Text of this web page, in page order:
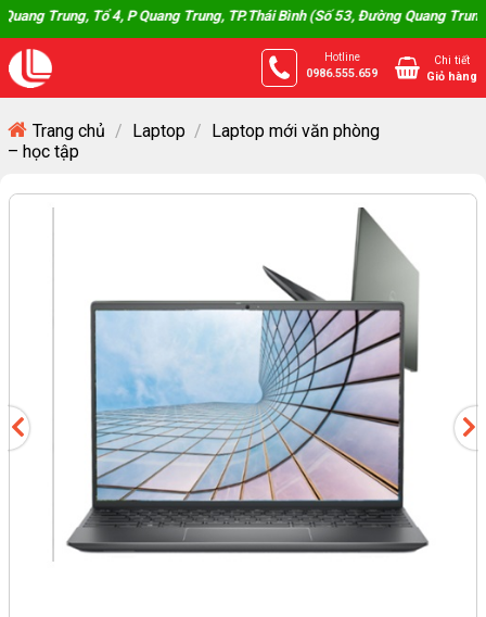
Skip
to
content
Trung, Tổ 4, P Quang Trung, TP.Thái Bình (Số 53, Đường Quang Trung,
Hotline
0986.555.659
Chi tiết
Giỏ hàng
Trang chủ / Laptop / Laptop mới văn phòng
– học tập